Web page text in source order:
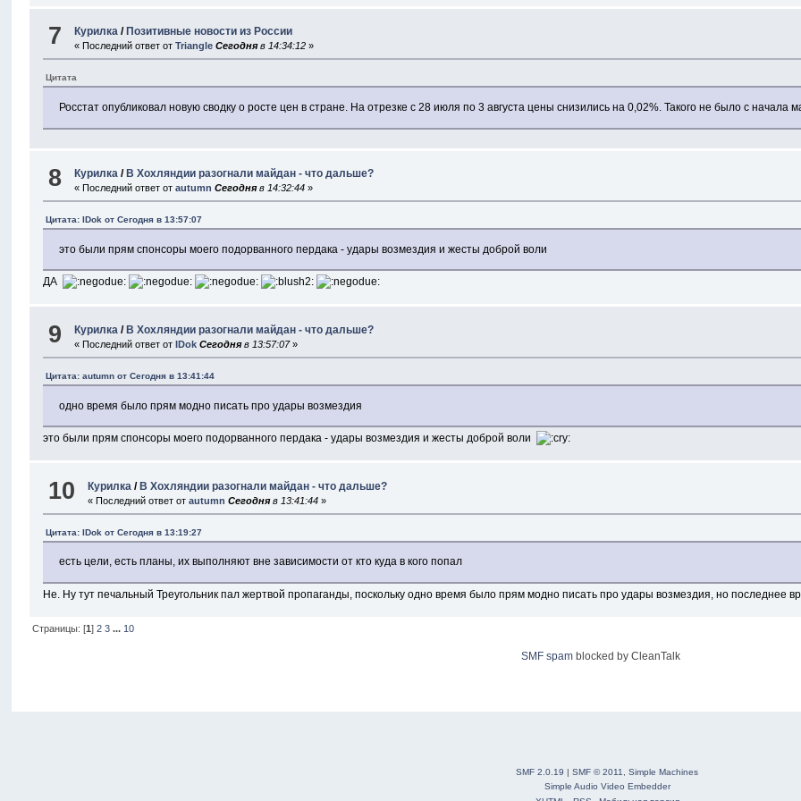
7 Курилка/ Позитивные новости из России
« Последний ответ от Triangle Сегодняв 14:34:12»
Цитата
Росстат опубликовал новую сводку о росте цен в стране. На отрезке с 28 июля по 3 августа цены снизились на 0,02%. Такого не было с начала
8 Курилка /В Хохляндии разогнали майдан - что дальше?
« Последний ответ от autumn Сегодняв 14:32:44»
Цитата: IDok отСегодня в 13:57:07
это были прям спонсоры моего подорванного пердака - удары возмездия и жесты доброй воли
ДА
9 Курилка /В Хохляндии разогнали майдан - что дальше?
« Последний ответ от IDok Сегодняв 13:57:07»
Цитата: autumn отСегодня в 13:41:44
одно время было прям модно писать про удары возмездия
это были прям спонсоры моего подорванного пердака - удары возмездия и жесты доброй воли
10 Курилка /В Хохляндии разогнали майдан - что дальше?
« Последний ответ от autumn Сегодняв 13:41:44»
Цитата: IDok отСегодня в 13:19:27
есть цели, есть планы, их выполняют вне зависимости от кто куда в кого попал
Не. Ну тут печальный Треугольник пал жертвой пропаганды, поскольку одно время было прям модно писать про удары возмездия, но последнее
Страницы: [1] 2 3 ... 10
SMF spamblocked by CleanTalk
SMF 2.0.19 |SMF © 2011 ,Simple Machines
Simple Audio Video Embedder